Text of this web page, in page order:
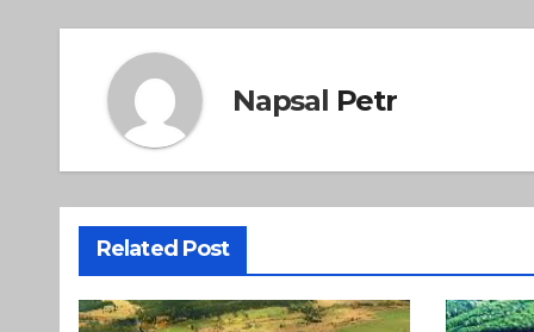
Napsal Petr
Related Post